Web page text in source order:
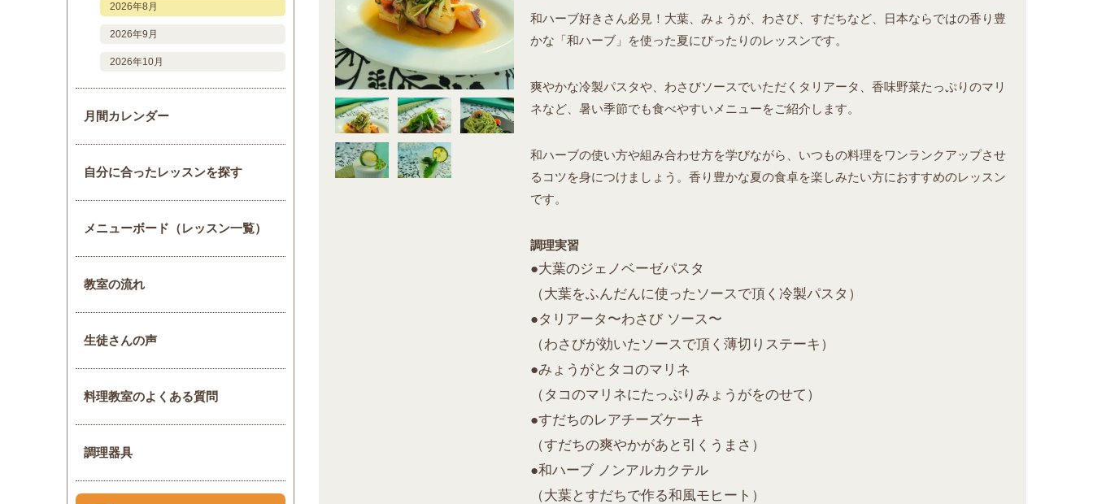
和ハーブ好きさん必見！大葉、みょうが、わさび、すだちなど、日本ならではの香り豊
かな「和ハーブ」を使った夏にぴったりのレッスンです。
爽やかな冷製パスタや、わさびソースでいただくタリアータ、香味野菜たっぷりのマリ
ネなど、暑い季節でも食べやすいメニューをご紹介します。
和ハーブの使い方や組み合わせ方を学びながら、いつもの料理をワンランクアップさせ
るコツを身につけましょう。香り豊かな夏の食卓を楽しみたい方におすすめのレッスン
です。
調理実習
●大葉のジェノベーゼパスタ
（大葉をふんだんに使ったソースで頂く冷製パスタ）
●タリアータ〜わさび ソース〜
（わさびが効いたソースで頂く薄切りステーキ）
●みょうがとタコのマリネ
（タコのマリネにたっぷりみょうがをのせて）
●すだちのレアチーズケーキ
（すだちの爽やかがあと引くうまさ）
●和ハーブ ノンアルカクテル
（大葉とすだちで作る和風モヒート）
2026年8月
2026年9月
2026年10月
月間カレンダー
自分に合ったレッスンを探す
メニューボード（レッスン一覧）
教室の流れ
生徒さんの声
料理教室のよくある質問
調理器具